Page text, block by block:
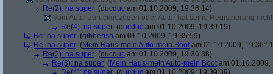
Re(2): na super (ducduc am 01.10.2009, 19:36:14)
Vom Autor zurückgezogen oder Autor hat seine Registrierung
Re(4): na super (ducduc am 01.10.2009, 19:39:19)
Re: na super (gibberish am 01.10.2009, 19:35:59)
Re: na super (Mein Haus-mein Auto-mein Boot am 01.10.2009,
Re(2): na super (ducduc am 01.10.2009, 19:36:38)
Re(3): na super (Mein Haus-mein Auto-mein Boot am 01.10.2009,
Re(4): na super (ducduc am 01.10.2009, 19:39:39)